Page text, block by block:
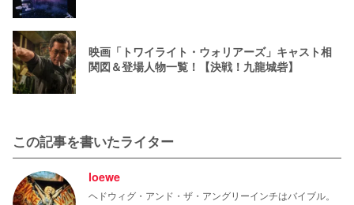
映画「トワイライト・ウォリアーズ」キャスト相
関図＆登場人物一覧！【決戦！九龍城砦】
この記事を書いたライター
loewe
ヘドウィグ・アンド・ザ・アングリーインチはバイブル。